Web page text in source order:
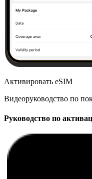
Активировать eSIM
Видеоруководство по
Руководство по